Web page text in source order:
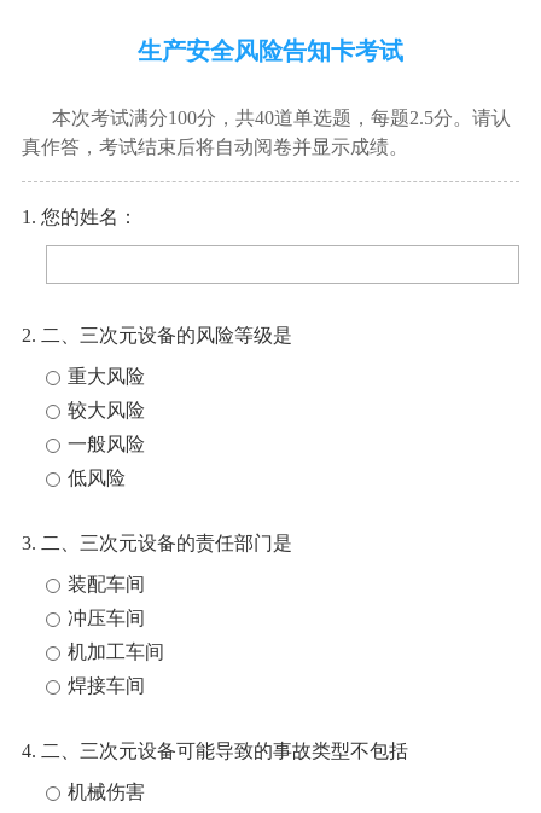
生产安全风险告知卡考试
本次考试满分100分，共40道单选题，每题2.5分。请认
真作答，考试结束后将自动阅卷并显示成绩。
1. 您的姓名：
2. 二、三次元设备的风险等级是
重大风险
较大风险
一般风险
低风险
3. 二、三次元设备的责任部门是
装配车间
冲压车间
机加工车间
焊接车间
4. 二、三次元设备可能导致的事故类型不包括
机械伤害